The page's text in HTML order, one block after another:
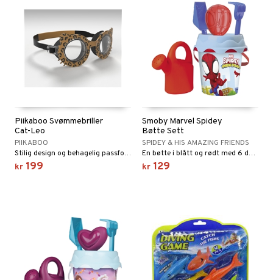
Piikaboo Svømmebriller
Cat-Leo
PIIKABOO
Stilig design og behagelig passform
kr 199
Smoby Marvel Spidey
Bøtte Sett
SPIDEY & HIS AMAZING FRIENDS
En bøtte i blått og rødt med 6 deler.
kr 129